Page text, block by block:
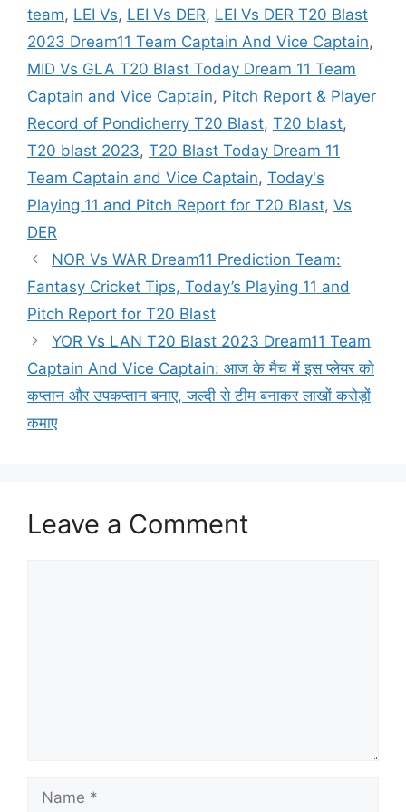
team, LEI Vs, LEI Vs DER, LEI Vs DER T20 Blast
2023 Dream11 Team Captain And Vice Captain,
MID Vs GLA T20 Blast Today Dream 11 Team
Captain and Vice Captain, Pitch Report & Player
Record of Pondicherry T20 Blast, T20 blast,
T20 blast 2023, T20 Blast Today Dream 11
Team Captain and Vice Captain, Today's
Playing 11 and Pitch Report for T20 Blast, Vs
DER
NOR Vs WAR Dream11 Prediction Team:
Fantasy Cricket Tips, Today’s Playing 11 and
Pitch Report for T20 Blast
YOR Vs LAN T20 Blast 2023 Dream11 Team
Captain And Vice Captain: आज के मैच में इस प्लेयर को
कप्तान और उपकप्तान बनाए, जल्दी से टीम बनाकर लाखों करोड़ों
कमाए
Leave a Comment
Name